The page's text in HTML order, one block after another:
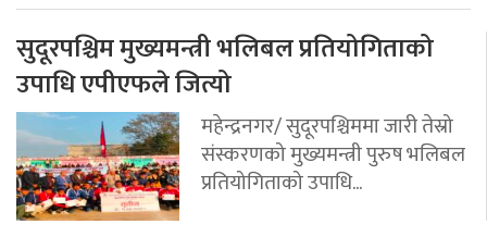
सुदूरपश्चिम मुख्यमन्त्री भलिबल प्रतियोगिताको
उपाधि एपीएफले जित्यो
महेन्द्रनगर/ सुदूरपश्चिममा जारी तेस्रो
संस्करणको मुख्यमन्त्री पुरुष भलिबल
प्रतियोगिताको उपाधि...